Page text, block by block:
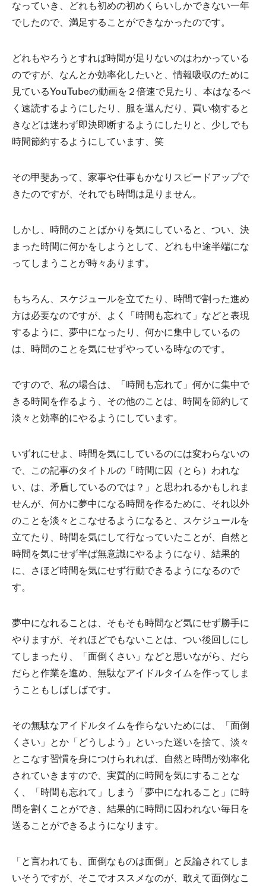
なっていき、どれも初めの初めくらいしかできない一年
でしたので、満足することができなかったのです。
どれもやろうとすれば時間が足りないのはわかっている
のですが、なんとか効率化したいと、情報吸収のために
見ているYouTubeの動画を２倍速で見たり、本はなるべ
く速読するようにしたり、服を選んだり、買い物すると
きなどは迷わず即決即断するようにしたりと、少しでも
時間節約するようにしています、笑
その甲斐あって、家事や仕事もかなりスピードアップで
きたのですが、それでも時間は足りません。
しかし、時間のことばかりを気にしていると、つい、決
まった時間に何かをしようとして、どれも中途半端にな
ってしまうことが時々あります。
もちろん、スケジュールを立てたり、時間で割った進め
方は必要なのですが、よく「時間も忘れて」などと表現
するように、夢中になったり、何かに集中しているの
は、時間のことを気にせずやっている時なのです。
ですので、私の場合は、「時間も忘れて」何かに集中で
きる時間を作るよう、その他のことは、時間を節約して
淡々と効率的にやるようにしています。
いずれにせよ、時間を気にしているのには変わらないの
で、この記事のタイトルの「時間に囚（とら）われな
い、は、矛盾しているのでは？」と思われるかもしれま
せんが、何かに夢中になる時間を作るために、それ以外
のことを淡々とこなせるようになると、スケジュールを
立てたり、時間を気にして行なっていたことが、自然と
時間を気にせず半ば無意識にやるようになり、結果的
に、さほど時間を気にせず行動できるようになるので
す。
夢中になれることは、そもそも時間など気にせず勝手に
やりますが、それほどでもないことは、つい後回しにし
てしまったり、「面倒くさい」などと思いながら、だら
だらと作業を進め、無駄なアイドルタイムを作ってしま
うこともしばしばです。
その無駄なアイドルタイムを作らないためには、「面倒
くさい」とか「どうしよう」といった迷いを捨て、淡々
とこなす習慣を身につけられれば、自然と時間が効率化
されていきますので、実質的に時間を気にすることな
く、「時間も忘れて」しまう「夢中になれること」に時
間を割くことができ、結果的に時間に囚われない毎日を
送ることができるようになります。
「と言われても、面倒なものは面倒」と反論されてしま
いそうですが、そこでオススメなのが、敢えて面倒なこ